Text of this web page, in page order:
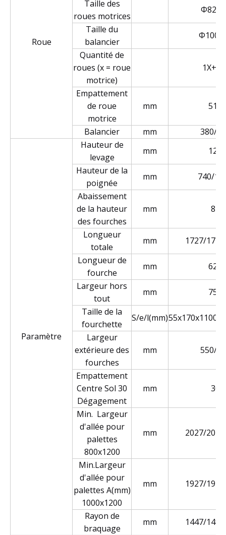
Roue
Taille des
roues motrices
Taille du
balancier
Quantité de
roues (x = roue
motrice)
1X+2/
Empattement
de roue
motrice
mm 518
Balancier mm 380/
Paramètre
Hauteur de
levage
mm
120
Hauteur de la
poignée
mm
740/
Abaissement
de la hauteur
des fourches
mm 82
Longueur
totale
mm
1727/
Longueur de
fourche
mm
627
Largeur hors
tout
mm
750
Taille de la
fourchette
S/e/l(mm)
Largeur
extérieure des
fourches
mm 550/
Empattement
Centre Sol 30
Dégagement
mm 30
Min. Largeur
d'allée pour
palettes
800x1200
mm 2027/
Min.Largeur
d'allée pour
palettes A(mm)
1000x1200
mm 1927/
Rayon de
braquage
mm 1447/